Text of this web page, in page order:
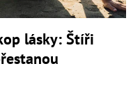
lásky: Štíři